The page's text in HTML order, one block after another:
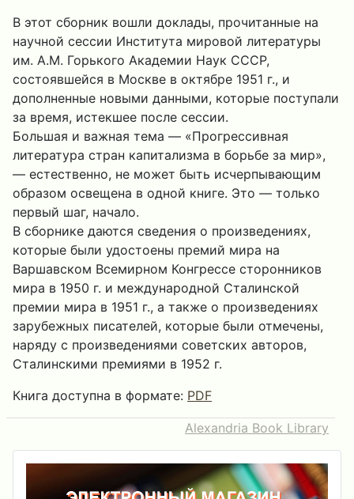
В этот сборник вошли доклады, прочитанные на
научной сессии Института мировой литературы
им. А.М. Горького Академии Наук СССР,
состоявшейся в Москве в октябре 1951 г., и
дополненные новыми данными, которые поступали
за время, истекшее после сессии.
Большая и важная тема — «Прогрессивная
литература стран капитализма в борьбе за мир»,
— естественно, не может быть исчерпывающим
образом освещена в одной книге. Это — только
первый шаг, начало.
В сборнике даются сведения о произведениях,
которые были удостоены премий мира на
Варшавском Всемирном Конгрессе сторонников
мира в 1950 г. и международной Сталинской
премии мира в 1951 г., а также о произведениях
зарубежных писателей, которые были отмечены,
наряду с произведениями советских авторов,
Сталинскими премиями в 1952 г.
Книга доступна в формате: PDF
Alexandria Book Library